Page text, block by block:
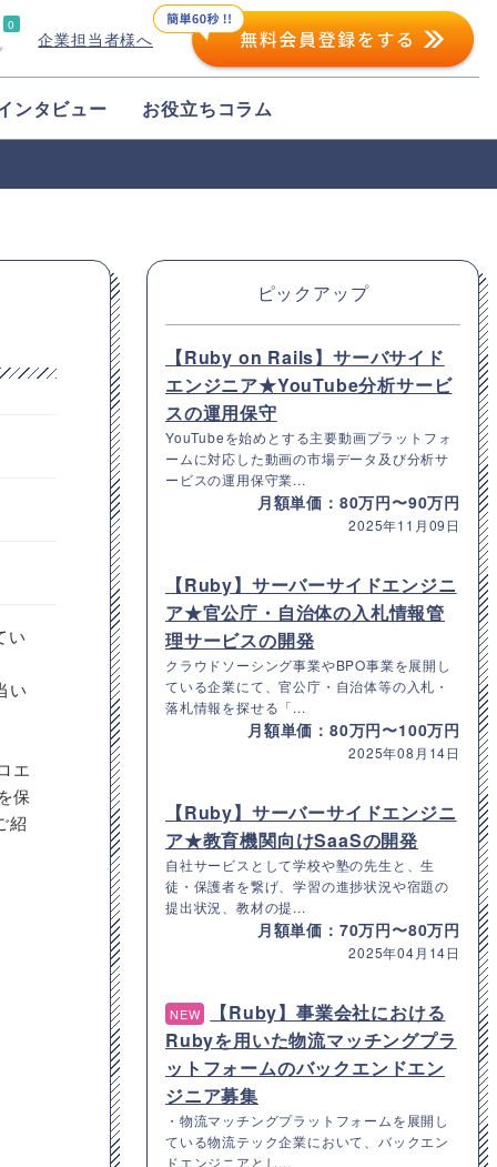
0
企業担当者様へ
ンタビュー お役立ちコラム
い
い
エ
保
紹
ピックアップ
【Ruby on Rails】サーバサイド
エンジニア★YouTube分析サービ
スの運用保守
YouTubeを始めとする主要動画プラットフォ
ームに対応した動画の市場データ及び分析サ
ービスの運用保守業...
月額単価：80万円〜90万円
2025年11月09日
【Ruby】サーバーサイドエンジニ
ア★官公庁・自治体の入札情報管
理サービスの開発
クラウドソーシング事業やBPO事業を展開し
ている企業にて、官公庁・自治体等の入札・
落札情報を探せる「...
月額単価：80万円〜100万円
2025年08月14日
【Ruby】サーバーサイドエンジニ
ア★教育機関向けSaaSの開発
自社サービスとして学校や塾の先生と、生
徒・保護者を繋げ、学習の進捗状況や宿題の
提出状況、教材の提...
月額単価：70万円〜80万円
2025年04月14日
NEW
【Ruby】事業会社における
Rubyを用いた物流マッチングプラ
ットフォームのバックエンドエン
ジニア募集
・物流マッチングプラットフォームを展開し
ている物流テック企業において、バックエン
ドエンジニアとし...